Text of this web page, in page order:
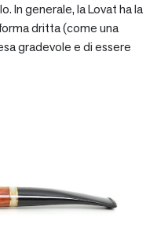
In generale, la Lovat ha la
dritta (come una
gradevole e di essere